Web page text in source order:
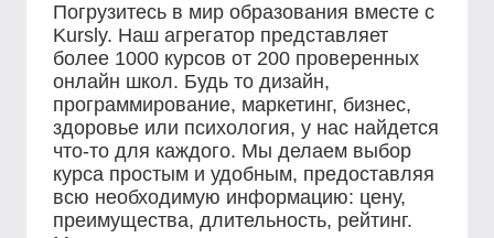
Погрузитесь в мир образования вместе с
Kursly. Наш агрегатор представляет
более 1000 курсов от 200 проверенных
онлайн школ. Будь то дизайн,
программирование, маркетинг, бизнес,
здоровье или психология, у нас найдется
что-то для каждого. Мы делаем выбор
курса простым и удобным, предоставляя
всю необходимую информацию: цену,
преимущества, длительность, рейтинг.